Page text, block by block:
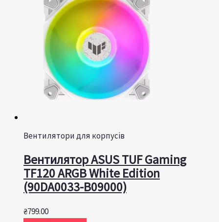
Вентилятори для корпусів
Вентилятор ASUS TUF Gaming
TF120 ARGB White Edition
(90DA0033-B09000)
₴799.00